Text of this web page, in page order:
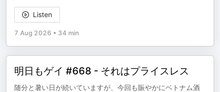
Listen
7 Aug 2026 • 34 min
明日もゲイ #668 - それはプライスレス
随分と暑い日が続いていますが、今回も賑やかにベトナム酒